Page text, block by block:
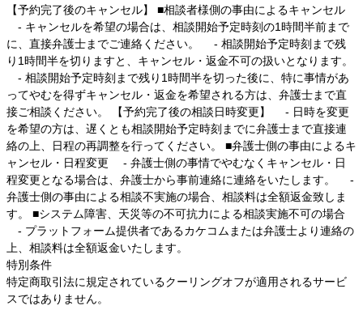
【予約完了後のキャンセル】 ■相談者様側の事由によるキャンセル
- キャンセルを希望の場合は、相談開始予定時刻の1時間半前まで
に、直接弁護士までご連絡ください。 - 相談開始予定時刻まで残
り1時間半を切りますと、キャンセル・返金不可の扱いとなります。
- 相談開始予定時刻まで残り1時間半を切った後に、特に事情があ
ってやむを得ずキャンセル・返金を希望される方は、弁護士まで直
接ご相談ください。 【予約完了後の相談日時変更】 - 日時を変更
を希望の方は、遅くとも相談開始予定時刻までに弁護士まで直接連
絡の上、日程の再調整を行ってください。 ■弁護士側の事由によるキ
ャンセル・日程変更 - 弁護士側の事情でやむなくキャンセル・日
程変更となる場合は、弁護士から事前連絡に連絡をいたします。 -
弁護士側の事由による相談不実施の場合、相談料は全額返金致しま
す。 ■システム障害、天災等の不可抗力による相談実施不可の場合
- プラットフォーム提供者であるカケコムまたは弁護士より連絡の
上、相談料は全額返金いたします。
特別条件
特定商取引法に規定されているクーリングオフが適用されるサービ
スではありません。